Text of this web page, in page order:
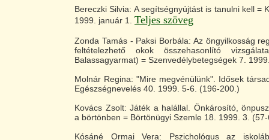
Bereczki Silvia: A segítségnyújtást is tanulni kell =
1999. január 1. Teljes szöveg
Zonda Tamás - Paksi Borbála: Az öngyilkosság
feltételezhető okok összehasonlító
Balassagyarmat) = Szenvedélybetegségek 7.
Molnár Regina: "Mire megvénülünk". Idősek
Egészségnevelés 40. 1999. 5-6. (196-200.)
Kovács Zsolt: Játék a halállal. Önkárosító,
a börtönben = Börtönügyi Szemle 18. 1999. 3.
Kósáné Ormai Vera: Pszichológus az